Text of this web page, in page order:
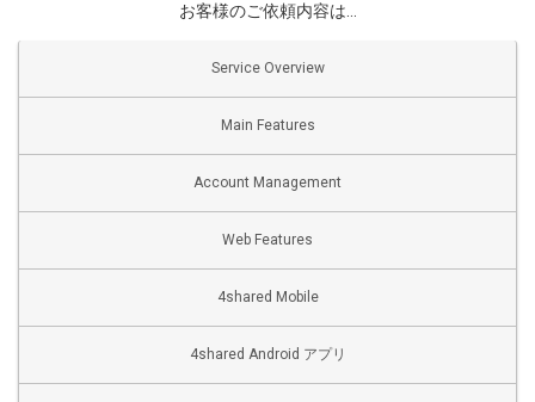
お客様のご依頼内容は…
Service Overview
Main Features
Account Management
Web Features
4shared Mobile
4shared Android アプリ